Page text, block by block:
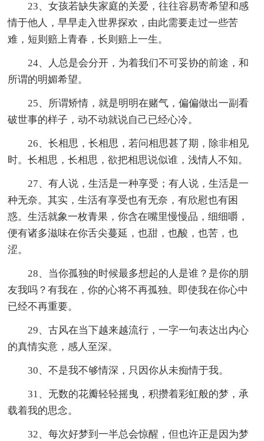
23、女孩若缺失家庭的关爱，往往容易寄希望和感
情于他人，早早走入世界探欢，由此需要走过一些苦
难，短则赔上青春，长则赔上一生。
24、人总是会分开，为着我们不可妥协的前途，和
所谓的明媚希望。
25、所谓矫情，就是明明在赌气，偏偏做出一副看
破世事的样子，动不动就说自己已经心冷。
26、长相思，长相思，若问相思甚了期，除非相见
时。长相思，长相思，欲把相思说似谁，浅情人不知。
27、有人说，生活是一种享受；有人说，生活是一
种无奈。其实，生活有享受也有无奈，有欣慰也有困
惑。生活就象一枚青果，你含在嘴里慢慢品，细细嚼，
便有诸多滋味在你舌尖蔓延，也甜，也酸，也苦，也
涩。
28、当你孤独的时候最多想起的人是谁？是你的朋
友我吗？有我在，你的心将不再孤独。即使我在你心中
已经不再重要。
29、古风在当下越来越流行，一字一句表达出内心
的真情实意，感人至深。
30、不是我不够情深，只因你从未痴情于我。
31、无数的花瓣轻轻摇曳，积攒着彩虹般的梦，承
载着我的思念。
32、每次好梦到一半总会惊醒，但也许正是因为梦